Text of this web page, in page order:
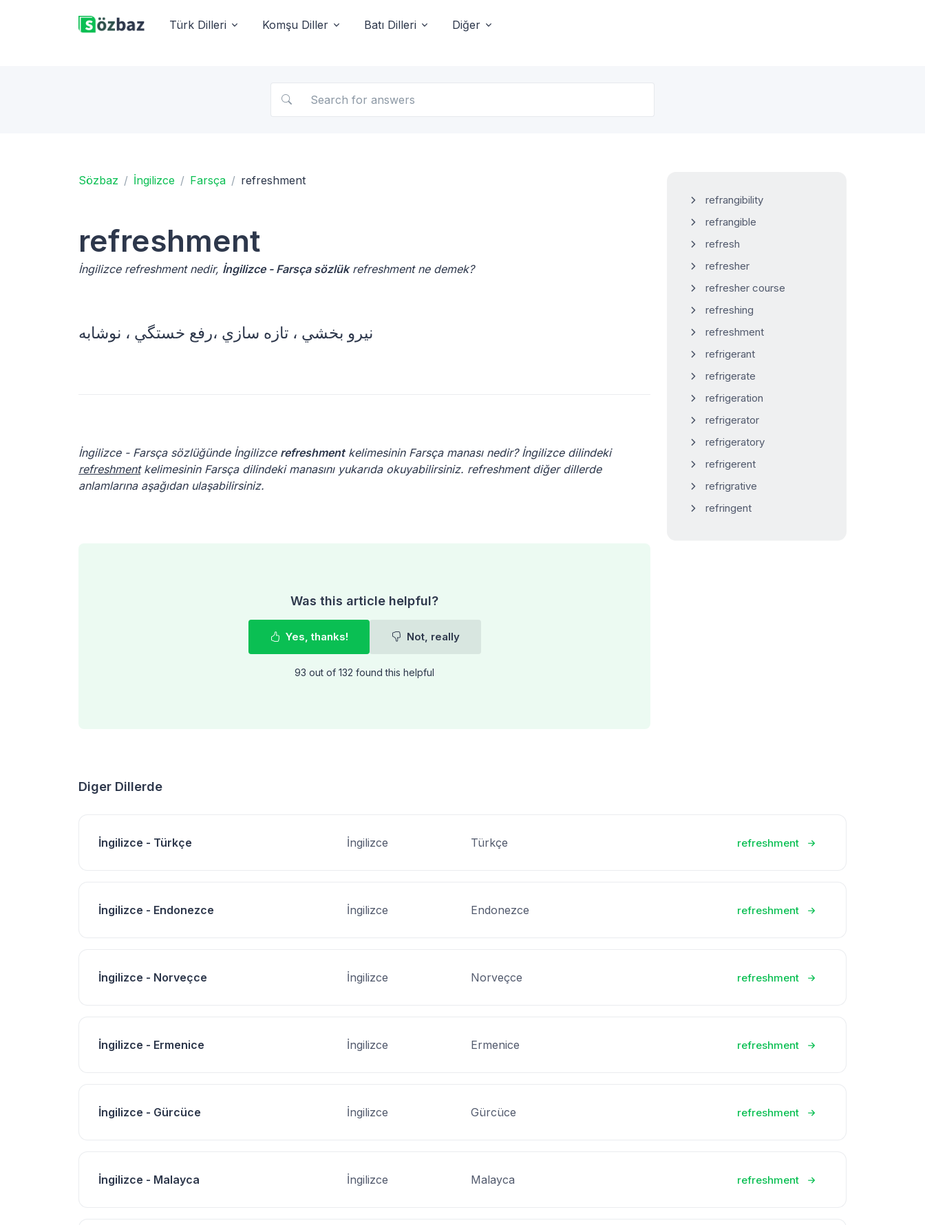
Türk Dilleri Komşu Diller Batı Dilleri Diğer
Sözbaz İngilizce Farsça refreshment
refreshment
İngilizce refreshment nedir, İngilizce - Farsça sözlükrefreshment ne demek?
İngilizce - Farsça sözlüğünde İngilizce refreshmentkelimesinin Farsça manası nedir? İngilizce dilindeki
refreshmentkelimesinin Farsça dilindeki manasını yukarıda okuyabilirsiniz. refreshment diğer dillerde
anlamlarına aşağıdan ulaşabilirsiniz.
Was this article helpful?
Yes, thanks! Not, really
93 out of 132 found this helpful
refrangibility
refrangible
refresh
refresher
refresher course
refreshing
refreshment
refrigerant
refrigerate
refrigeration
refrigerator
refrigeratory
refrigerent
refrigrative
refringent
Diger Dillerde
İngilizce - Türkçe İngilizce Türkçe refreshment
İngilizce - Endonezce İngilizce Endonezce refreshment
İngilizce - Norveçce İngilizce Norveçce refreshment
İngilizce - Ermenice İngilizce Ermenice refreshment
İngilizce - Gürcüce İngilizce Gürcüce refreshment
İngilizce - Malayca İngilizce Malayca refreshment